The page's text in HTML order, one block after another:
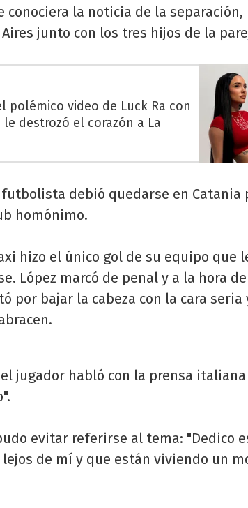
conociera la noticia de la
junto con los tres hijos de la
polémico video de Luck Ra con
destrozó el corazón a La
debió quedarse en Catania
homónimo.
hizo el único gol de su equipo que
López marcó de penal y a la hora
por bajar la cabeza con la cara seria
jugador habló con la prensa italiana
evitar referirse al tema: "Dedico
de mí y que están viviendo un